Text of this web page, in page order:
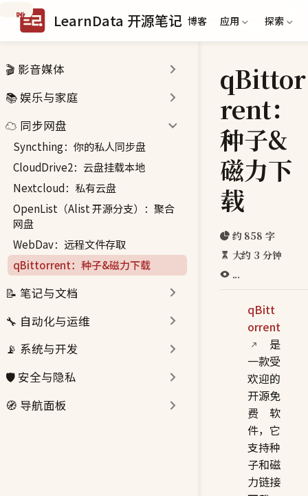
跳
到
主
内
容
LearnData 开源笔记 博客 应用 探索
🎬 影音媒体
📚 娱乐与家庭
☁️ 同步网盘
Syncthing：你的私人同步盘
CloudDrive2：云盘挂载本地
Nextcloud：私有云盘
OpenList（Alist 开源分支）：聚合
网盘
WebDav：远程文件存取
qBittorrent：种子&磁力下载
📝 笔记与文档
🔧 自动化与运维
📡 系统与开发
🛡️ 安全与隐私
🧭 导航面板
qBittor
rent：
种子&
磁力下
载
约 858 字
大约 3 分钟
...
qBitt
orrent
是
一款受
欢迎的
开源免
费软
件，它
支持种
子和磁
力链接